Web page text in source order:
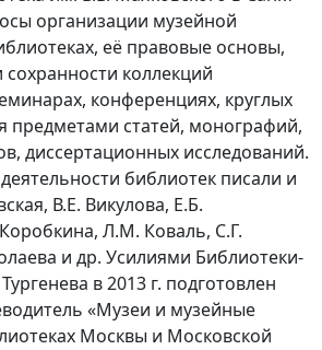
организации музейной
её правовые основы,
коллекций
конференциях, круглых
предметами статей, монографий,
диссертационных исследований.
библиотек писали и
В.Е. Викулова, Е.Б.
Л.М. Коваль, С.Г.
и др. Усилиями Библиотеки-
в 2013 г. подготовлен
«Музеи и музейные
Москвы и Московской